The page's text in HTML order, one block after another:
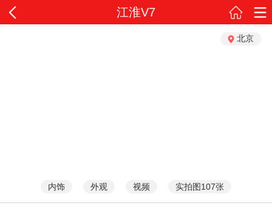
江淮V7
北京
内饰 外观 视频 实拍图107张